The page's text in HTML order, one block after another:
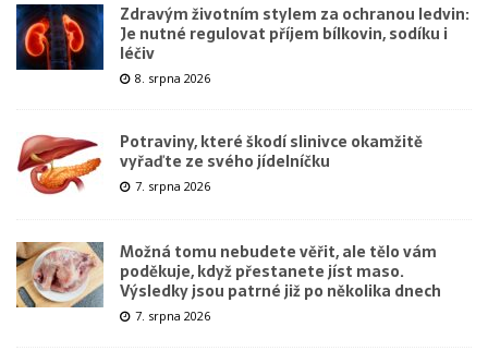
Zdravým životním stylem za ochranou ledvin:
Je nutné regulovat příjem bílkovin, sodíku i
léčiv
8. srpna 2026
Potraviny, které škodí slinivce okamžitě
vyřaďte ze svého jídelníčku
7. srpna 2026
Možná tomu nebudete věřit, ale tělo vám
poděkuje, když přestanete jíst maso.
Výsledky jsou patrné již po několika dnech
7. srpna 2026